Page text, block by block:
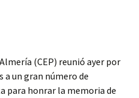
(CEP) reunió ayer por
a un gran número de
para honrar la memoria de